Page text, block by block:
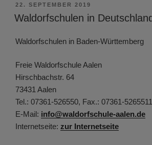
VERÖFFENTLICHT
AM
22. SEPTEMBER 2019
Waldorfschulen in
Waldorfschulen in Baden-Württemberg
Freie Waldorfschule Aalen
Hirschbachstr. 64
73431 Aalen
Tel.: 07361-526550, Fax.: 07361-5265511
E-Mail: info@waldorfschule-aalen.de
Internetseite: zur Internetseite